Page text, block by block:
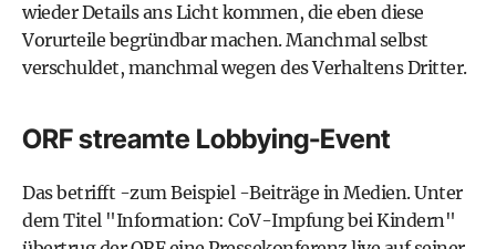
wieder Details ans Licht kommen, die eben diese
Vorurteile begründbar machen. Manchmal selbst
verschuldet, manchmal wegen des Verhaltens Dritter.
ORF streamte Lobbying-Event
Das betrifft -zum Beispiel -Beiträge in Medien. Unter
dem Titel "Information: CoV-Impfung bei Kindern"